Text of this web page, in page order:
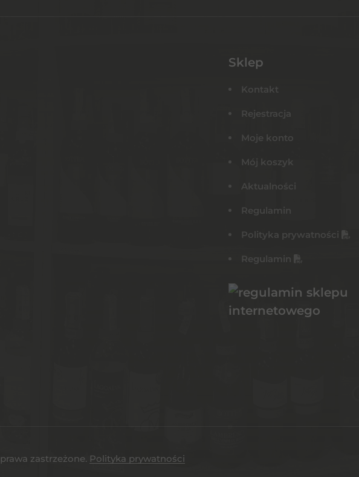
Sklep
Kontakt
Rejestracja
Moje konto
Mój koszyk
Aktualności
Regulamin
Polityka prywatności
Regulamin
zastrzeżone. Polityka prywatności